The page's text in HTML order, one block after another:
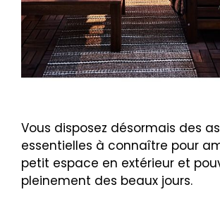
Vous disposez désormais des
essentielles à connaître pour
petit espace en extérieur et
pleinement des beaux jours.